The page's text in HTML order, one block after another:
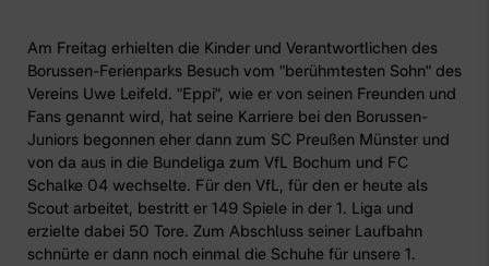
Am Freitag erhielten die Kinder und Verantwortlichen des
Borussen-Ferienparks Besuch vom "berühmtesten Sohn" des
Vereins Uwe Leifeld. "Eppi", wie er von seinen Freunden und
Fans genannt wird, hat seine Karriere bei den Borussen-
Juniors begonnen eher dann zum SC Preußen Münster und
von da aus in die Bundeliga zum VfL Bochum und FC
Schalke 04 wechselte. Für den VfL, für den er heute als
Scout arbeitet, bestritt er 149 Spiele in der 1. Liga und
erzielte dabei 50 Tore. Zum Abschluss seiner Laufbahn
schnürte er dann noch einmal die Schuhe für unsere 1.